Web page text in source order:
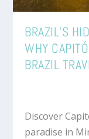
BRAZIL’S
WHY
BRAZIL
Discover
paradise in